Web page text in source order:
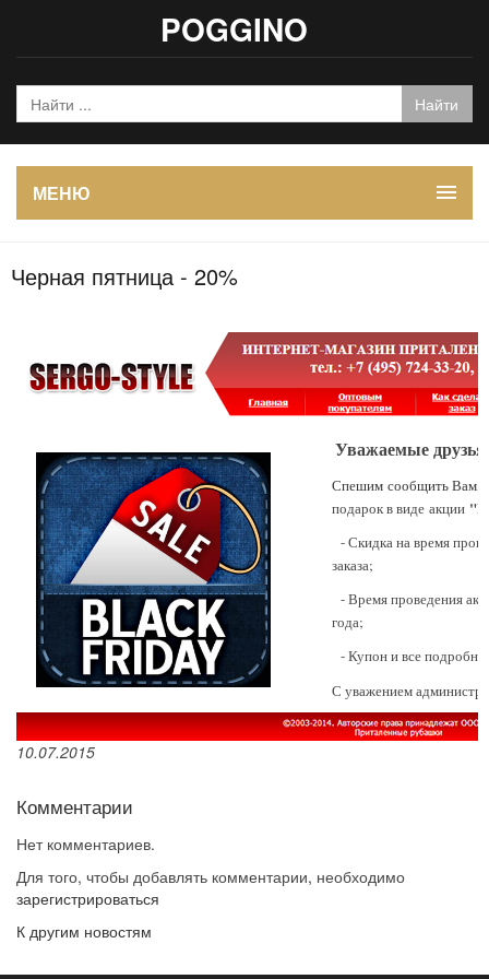
POGGINO
МЕНЮ
Черная пятница - 20%
Уважаемые
Спешим сообщить Вам,
подарок в виде акции
- Скидка на время
заказа;
- Время проведения
года;
- Купон и все
С уважением
10.07.2015
Комментарии
Нет комментариев.
Для того, чтобы добавлять комментарии, необходимо
зарегистрироваться
К другим новостям